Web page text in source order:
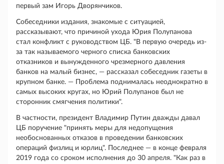
первый зам Игорь Дворянчиков.
Собеседники издания, знакомые с ситуацией,
рассказывают, что причиной ухода Юрия Полупанова
стал конфликт с руководством ЦБ. "В первую очередь из-
за так называемого черного списка банковских
отказников и вынужденного чрезмерного давления
банков на малый бизнес, — рассказал собеседник газеты в
крупном банке. — Проблема поднималась неоднократно в
самых высоких кругах, но Юрий Полупанов был не
сторонник смягчения политики".
В частности, президент Владимир Путин дважды давал
ЦБ поручение "принять меры для недопущения
необоснованных отказов в проведении банковских
операций физлиц и юрлиц". Последнее — в конце февраля
2019 года со сроком исполнения до 30 апреля. "Как раз в